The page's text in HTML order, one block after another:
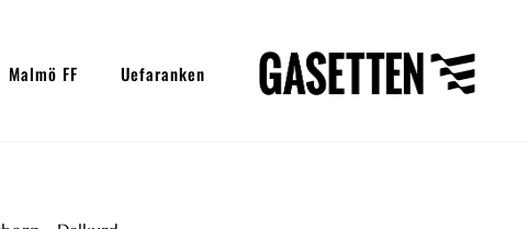
Malmö FF Uefaranken